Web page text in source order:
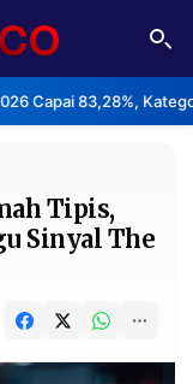
Capai 83,28%,
Tipis,
Sinyal The